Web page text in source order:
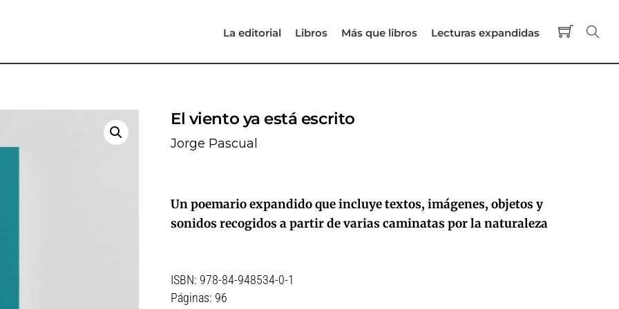
Cart
La editorial Libros Más que libros Lecturas expandidas
El viento ya está escrito
Jorge Pascual
Un poemario expandido que incluye textos, imágenes, objetos y
sonidos recogidos a partir de varias caminatas por la naturaleza
ISBN: 978-84-948534-0-1
Páginas: 96